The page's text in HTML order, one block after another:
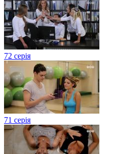
72 серія
71 серія